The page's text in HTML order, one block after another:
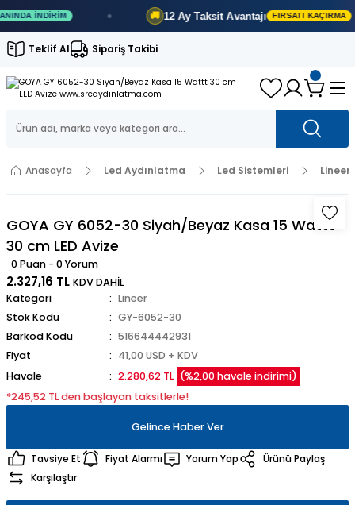
İNDIRIM 12 AyTaksit Avantajı FIRSATI KAÇIRMA
Teklif Al Sipariş Takibi
Anasayfa Led Aydınlatma Led Sistemleri Lineer
GOYA GY 6052-30 Siyah/Beyaz Kasa 15 Wattt
30 cm LED Avize
0 Puan - 0 Yorum
2.327,16 TL KDV DAHİL
Kategori
Lineer
Stok Kodu
GY-6052-30
Barkod Kodu
516644442931
Fiyat
41,00 USD + KDV
Havale
2.280,62 TL (%2,00 havale indirimi)
*245,52 TL den başlayan taksitlerle!
Gelince Haber Ver
Tavsiye Et Fiyat Alarmı Yorum Yap
Ürünü Paylaş
Karşılaştır